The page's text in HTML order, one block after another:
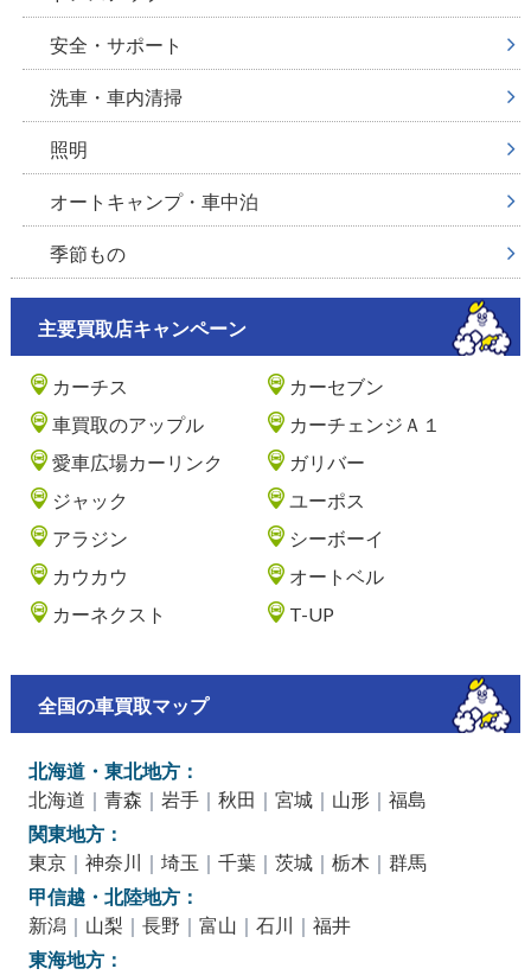
安全・サポート
洗車・車内清掃
照明
オートキャンプ・車中泊
季節もの
主要買取店キャンペーン
カーチス
カーセブン
車買取のアップル
カーチェンジＡ１
愛車広場カーリンク
ガリバー
ジャック
ユーポス
アラジン
シーボーイ
カウカウ
オートベル
カーネクスト
T-UP
全国の車買取マップ
北海道・東北地方：
北海道 ｜ 青森 ｜ 岩手｜ 秋田 ｜ 宮城｜ 山形｜ 福島
関東地方：
東京｜ 神奈川 ｜ 埼玉 ｜ 千葉｜ 茨城｜ 栃木 ｜ 群馬
甲信越・北陸地方：
新潟 ｜ 山梨 ｜ 長野 ｜ 富山 ｜ 石川 ｜ 福井
東海地方：